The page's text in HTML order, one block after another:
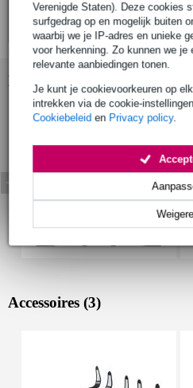
Verenigde Staten). Deze cookies
surfgedrag op en mogelijk buiten
waarbij we je IP-adres en unieke
voor herkenning. Zo kunnen we je
relevante aanbiedingen tonen.
Je kunt je cookievoorkeuren op
intrekken via de cookie-
Cookiebeleid en Privacy policy.
Bekijk ook eens (7)
Accessoires (3)